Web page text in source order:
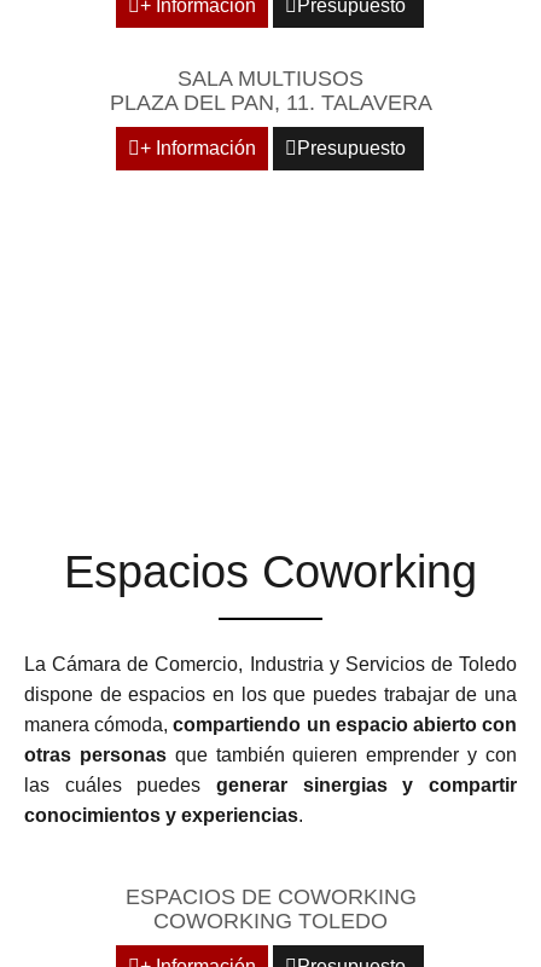
+ Información Presupuesto
SALA MULTIUSOS
PLAZA DEL PAN, 11. TALAVERA
+ Información Presupuesto
Espacios Coworking
La Cámara de Comercio, Industria y Servicios de Toledo
dispone de espacios en los que puedes trabajar de una
manera cómoda,compartiendo un espacio abierto con
otras personasque también quieren emprender y con
las cuáles puedes generar sinergias y compartir
conocimientos y experiencias.
ESPACIOS DE COWORKING
COWORKING TOLEDO